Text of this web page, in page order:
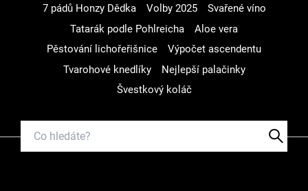
7 pádů Honzy Dědka
Volby 2025
Svařené víno
Tatarák podle Pohlreicha
Aloe vera
Pěstování lichořeřišnice
Výpočet ascendentu
Tvarohové knedlíky
Nejlepší palačinky
Švestkový koláč